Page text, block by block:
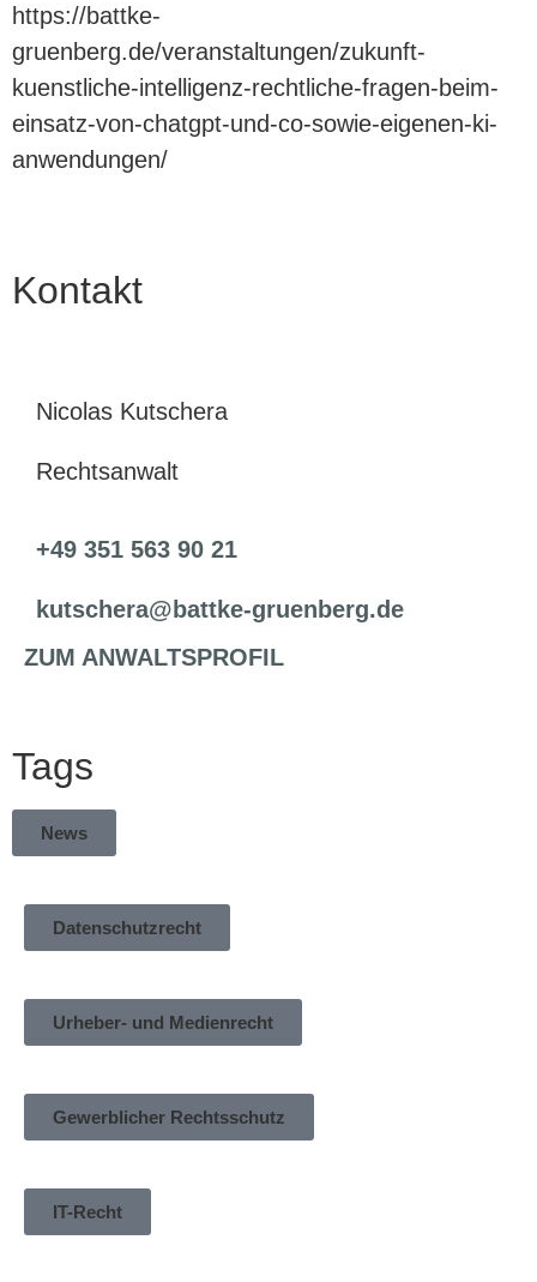
https://battke-
gruenberg.de/veranstaltungen/zukunft-
kuenstliche-intelligenz-rechtliche-fragen-beim-
einsatz-von-chatgpt-und-co-sowie-eigenen-ki-
anwendungen/
Kontakt
Nicolas Kutschera
Rechtsanwalt
+49 351 563 90 21
kutschera@battke-gruenberg.de
ZUM ANWALTSPROFIL
Tags
News
Datenschutzrecht
Urheber- und Medienrecht
Gewerblicher Rechtsschutz
IT-Recht